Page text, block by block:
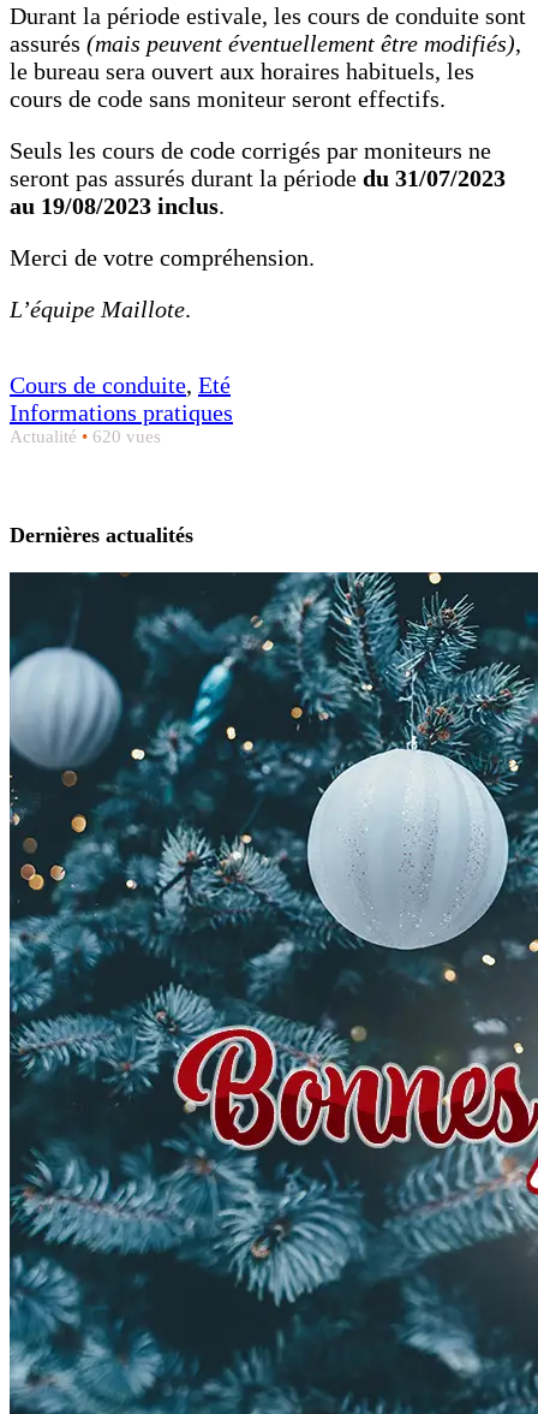
Durant la période estivale, les cours de conduite sont
assurés (mais peuvent éventuellement être modifiés),
le bureau sera ouvert aux horaires habituels, les
cours de code sans moniteur seront effectifs.
Seuls les cours de code corrigés par moniteurs ne
seront pas assurés durant la période du 31/07/2023
au 19/08/2023 inclus.
Merci de votre compréhension.
L’équipe Maillote.
Cours de conduite, Eté
Informations pratiques
Actualité • 620 vues
Dernières actualités